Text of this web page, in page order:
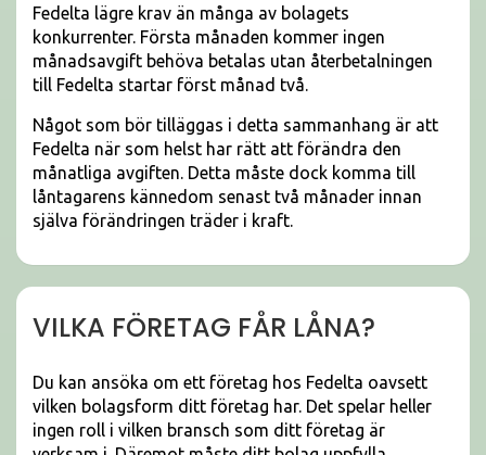
Fedelta lägre krav än många av bolagets
konkurrenter. Första månaden kommer ingen
månadsavgift behöva betalas utan återbetalningen
till Fedelta startar först månad två.
Något som bör tilläggas i detta sammanhang är att
Fedelta när som helst har rätt att förändra den
månatliga avgiften. Detta måste dock komma till
låntagarens kännedom senast två månader innan
själva förändringen träder i kraft.
VILKA FÖRETAG FÅR LÅNA?
Du kan ansöka om ett företag hos Fedelta oavsett
vilken bolagsform ditt företag har. Det spelar heller
ingen roll i vilken bransch som ditt företag är